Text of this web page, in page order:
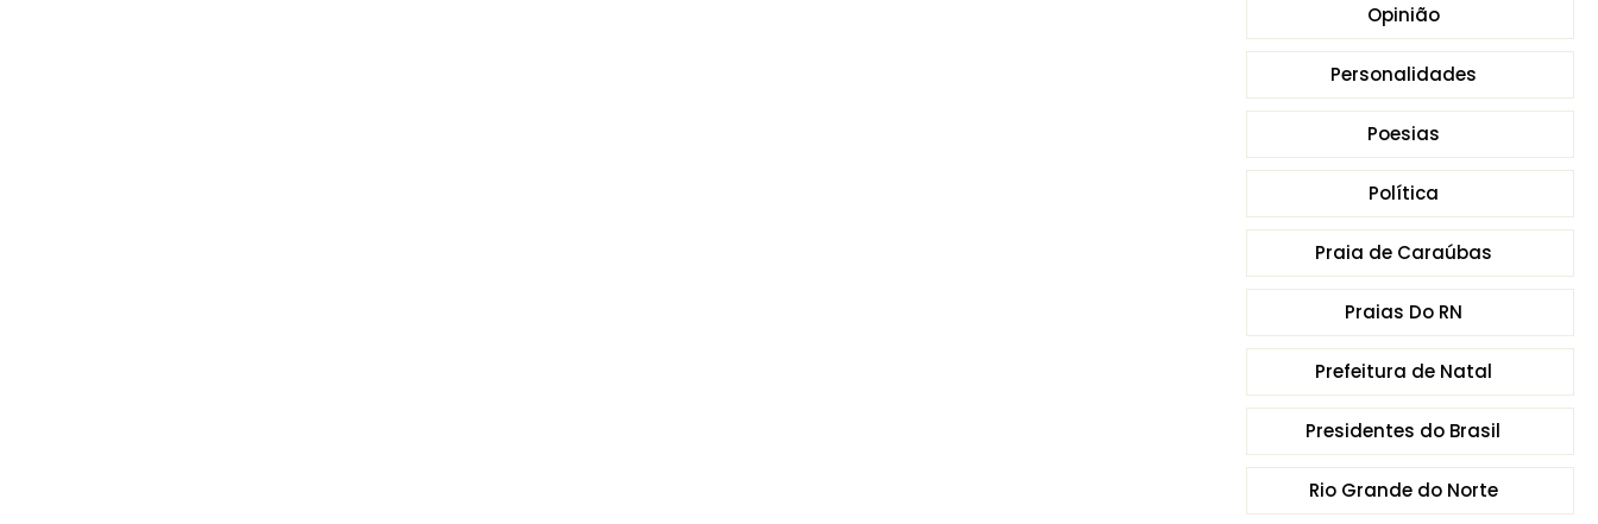
Opinião
Personalidades
Poesias
Política
Praia de Caraúbas
Praias Do RN
Prefeitura de Natal
Presidentes do Brasil
Rio Grande do Norte